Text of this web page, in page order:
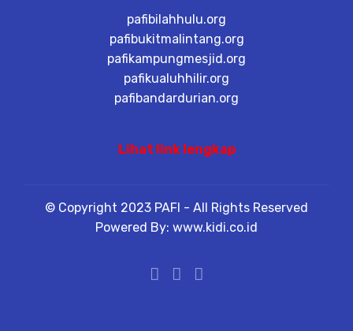
pafibilahhulu.org
pafibukitmalintang.org
pafikampungmesjid.org
pafikualuhhilir.org
pafibandardurian.org
Lihat link lengkap
© Copyright 2023 PAFI - All Rights Reserved
Powered By: www.kidi.co.id